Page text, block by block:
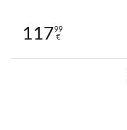
11799
€